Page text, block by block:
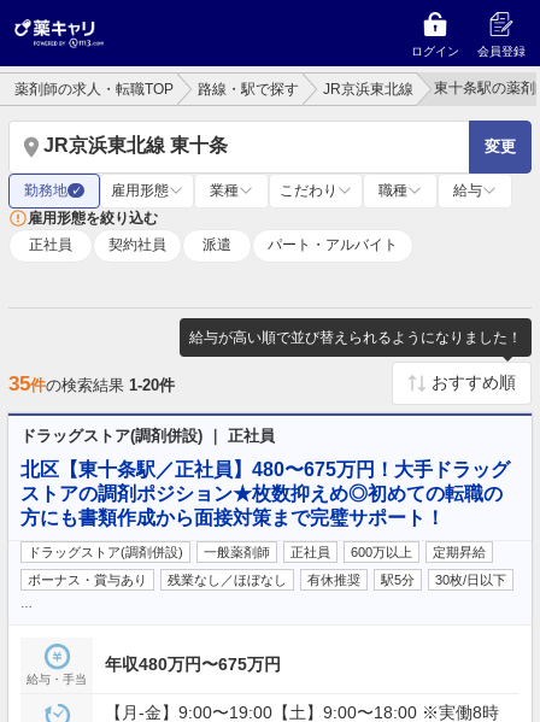
ログイン 会員登録
薬剤師の求人・転職TOP 路線・駅で探す JR京浜東北線 東十条駅の薬剤
JR京浜東北線 東十条 変更
勤務地 ✓ 雇用形態 業種 こだわり 職種
給与
雇用形態を絞り込む
正社員
契約社員 派遣 パート・アルバイト
給与が高い順で並び替えられるようになりました！
35件の検索結果 1-20件
ドラッグストア(調剤併設) ｜ 正社員
北区【東十条駅／正社員】480〜675万円！大手ドラッグ
ストアの調剤ポジション★枚数抑えめ◎初めての転職の
方にも書類作成から面接対策まで完璧サポート！
ドラッグストア(調剤併設) 一般薬剤師 正社員 600万以上
定期昇給
ボーナス・賞与あり
残業なし／ほぼなし 有休推奨 駅5分 30枚/日以下
給与・手当
年収480万円〜675万円
【月‐金】9:00〜19:00【土】9:00〜18:00 ※実働8時